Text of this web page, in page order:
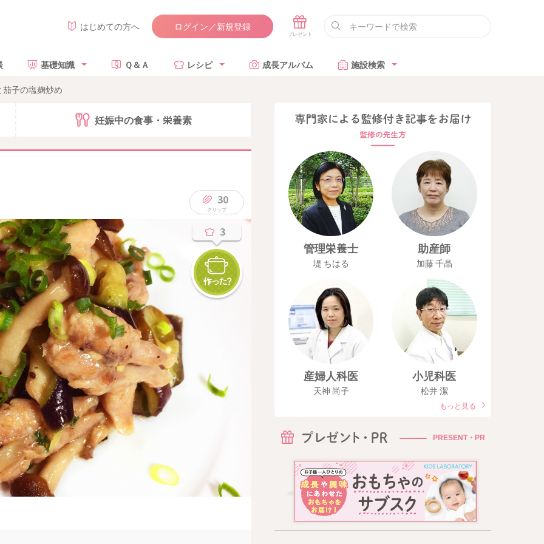
はじめての方へ ログイン／新規登録
基礎知識 Ｑ＆Ａ レシピ 成長アルバム 施設検索
茄子の塩麹炒め
妊娠中の食事・栄養素
30
3
管理栄養士
堤 ちはる
助産師
加藤 千晶
産婦人科医
天神 尚子
小児科医
松井 潔
もっと見る
PRESENT・PR